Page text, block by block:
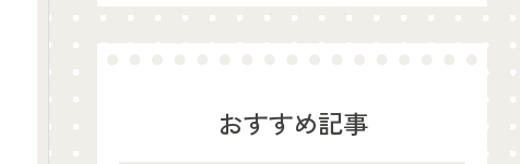
おすすめ記事